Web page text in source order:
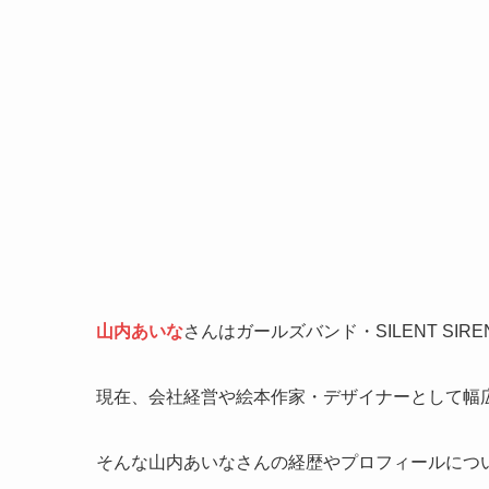
山内あいなさんはガールズバンド・SILENT
現在、会社経営や絵本作家・デザイナーとして幅
そんな山内あいなさんの経歴やプロフィールにつ